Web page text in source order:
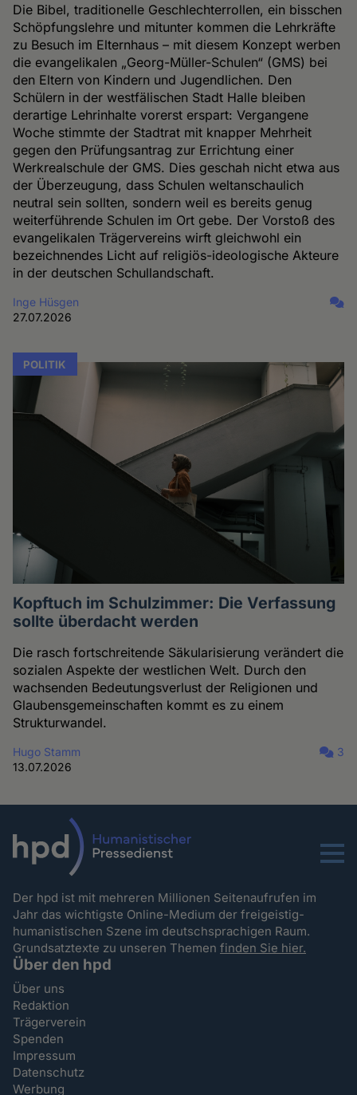
Die Bibel, traditionelle Geschlechterrollen, ein bisschen
Schöpfungslehre und mitunter kommen die Lehrkräfte
zu Besuch im Elternhaus – mit diesem Konzept werben
die evangelikalen „Georg-Müller-Schulen“ (GMS) bei
den Eltern von Kindern und Jugendlichen. Den
Schülern in der westfälischen Stadt Halle bleiben
derartige Lehrinhalte vorerst erspart: Vergangene
Woche stimmte der Stadtrat mit knapper Mehrheit
gegen den Prüfungsantrag zur Errichtung einer
Werkrealschule der GMS. Dies geschah nicht etwa aus
der Überzeugung, dass Schulen weltanschaulich
neutral sein sollten, sondern weil es bereits genug
weiterführende Schulen im Ort gebe. Der Vorstoß des
evangelikalen Trägervereins wirft gleichwohl ein
bezeichnendes Licht auf religiös-ideologische Akteure
in der deutschen Schullandschaft.
Inge Hüsgen
27.07.2026
POLITIK
Kopftuch im Schulzimmer: Die Verfassung
sollte überdacht werden
Die rasch fortschreitende Säkularisierung verändert die
sozialen Aspekte der westlichen Welt. Durch den
wachsenden Bedeutungsverlust der Religionen und
Glaubensgemeinschaften kommt es zu einem
Strukturwandel.
Hugo Stamm
13.07.2026
3
Menu
Der hpd ist mit mehreren Millionen Seitenaufrufen im
Jahr das wichtigste Online-Medium der freigeistig-
humanistischen Szene im deutschsprachigen Raum.
Grundsatztexte zu unseren Themenfinden Sie hier.
Über den hpd
Über uns
Redaktion
Trägerverein
Spenden
Impressum
Datenschutz
Werbung